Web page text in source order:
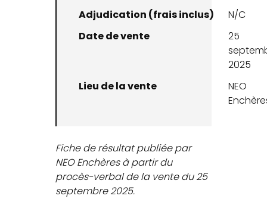
Adjudication (frais inclus)
N/C
Date de vente
25
2025
Lieu de la vente
NEO
Fiche de résultat publiée par
NEO Enchères à partir du
procès-verbal de la vente du 25
septembre 2025.